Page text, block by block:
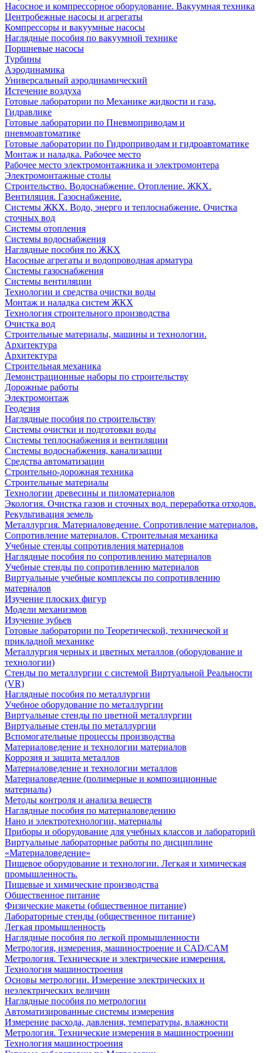
Насосное и компрессорное оборудование. Вакуумная техника
Центробежные насосы и агрегаты
Компрессоры и вакуумные насосы
Наглядные пособия по вакуумной технике
Поршневые насосы
Турбины
Аэродинамика
Универсальный аэродинамический
Истечение воздуха
Готовые лаборатории по Механике жидкости и газа,
Гидравлике
Готовые лаборатории по Пневмоприводам и
пневмоавтоматике
Готовые лаборатории по Гидроприводам и гидроавтоматике
Монтаж и наладка. Рабочее место
Рабочее место электромонтажника и электромонтера
Электромонтажные столы
Строительство. Водоснабжение. Отопление. ЖКХ.
Вентиляция. Газоснабжение.
Системы ЖКХ. Водо, энерго и теплоснабжение. Очистка
сточных вод
Системы отопления
Системы водоснабжения
Наглядные пособия по ЖКХ
Насосные агрегаты и водопроводная арматура
Системы газоснабжения
Системы вентиляции
Технологии и средства очистки воды
Монтаж и наладка систем ЖКХ
Технология строительного производства
Очистка вод
Строительные материалы, машины и технологии.
Архитектура
Архитектура
Cтроительная механика
Демонстрационные наборы по строительству
Дорожные работы
Электромонтаж
Геодезия
Наглядные пособия по строительству
Системы очистки и подготовки воды
Системы теплоснабжения и вентиляции
Системы водоснабжения, канализации
Средства автоматизации
Строительно-дорожная техника
Строительные материалы
Технологии древесины и пиломатериалов
Экология. Очистка газов и сточных вод. переработка отходов.
Рекультивация земель
Металлургия. Материаловедение. Сопротивление материалов.
Сопротивление материалов. Строительная механика
Учебные стенды сопротивления материалов
Наглядные пособия по сопротивлению материалов
Учебные стенды по сопротивлению материалов
Виртуальные учебные комплексы по сопротивлению
материалов
Изучение плоских фигур
Модели механизмов
Изучение зубьев
Готовые лаборатории по Теоретической, технической и
прикладной механике
Металлургия черных и цветных металлов (оборудование и
технологии)
Cтенды по металлургии с системой Виртуальной Реальности
(VR)
Наглядные пособия по металлургии
Учебное оборудование по металлургии
Виртуальные стенды по цветной металлургии
Виртуальные стенды по металлургии
Вспомогательные процессы производства
Материаловедение и технологии материалов
Коррозия и защита металлов
Материаловедение и технологии металлов
Материаловедение (полимерные и композиционные
материалы)
Методы контроля и анализа веществ
Наглядные пособия по материаловедению
Нано и электротехнологии, материалы
Приборы и оборудование для учебных классов и лабораторий
Виртуальные лабораторные работы по дисциплине
«Материаловедение»
Пищевое оборудование и технологии. Легкая и химическая
промышленность.
Пищевые и химические производства
Общественное питание
Физические макеты (общественное питание)
Лабораторные стенды (общественное питание)
Легкая промышленность
Наглядные пособия по легкой промышленности
Метрология, измерения, машиностроение и CAD/CAM
Метрология. Технические и электрические измерения.
Технология машиностроения
Основы метрологии. Измерение электрических и
неэлектрических величин
Наглядные пособия по метрологии
Автоматизированные системы измерения
Измерение расхода, давления, температуры, влажности
Метрология. Технические измерения в машиностроении
Технология машиностроения